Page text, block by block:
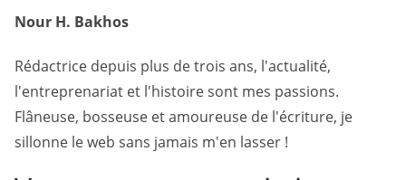
Nour H. Bakhos
Rédactrice depuis plus de trois ans, l'actualité,
l'entreprenariat et l'histoire sont mes passions.
Flâneuse, bosseuse et amoureuse de l'écriture, je
sillonne le web sans jamais m'en lasser !